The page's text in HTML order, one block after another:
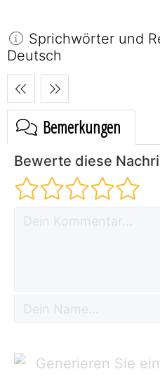
Sprichwörter und
Deutsch
Bemerkungen
Bewerte diese